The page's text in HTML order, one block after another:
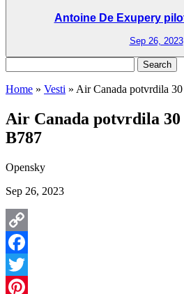
Antoine De Exupery
Sep 26, 2023
for:
Home » Vesti » Air Canada potvrdila
Air Canada potvrdila 30
B787
Opensky
Sep 26, 2023
Copy
Link
Facebook
Twitter